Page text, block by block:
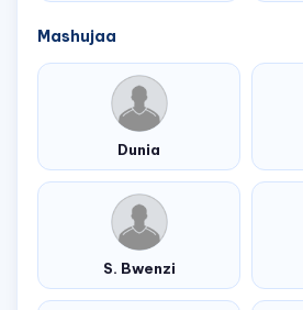
Mashujaa
Dunia
S. Bwenzi